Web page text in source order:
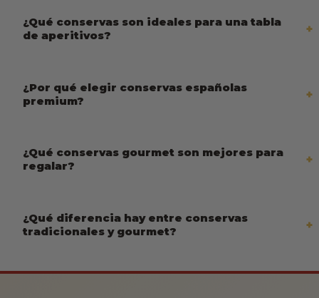
¿Qué conservas son ideales para una tabla
de aperitivos?
¿Por qué elegir conservas españolas
premium?
¿Qué conservas gourmet son mejores para
regalar?
¿Qué diferencia hay entre conservas
tradicionales y gourmet?